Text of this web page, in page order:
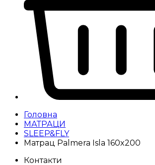
Головна
МАТРАЦИ
SLEEP&FLY
Матрац Palmera Isla 160x200
Контакти